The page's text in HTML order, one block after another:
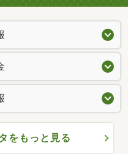
をもっと見る